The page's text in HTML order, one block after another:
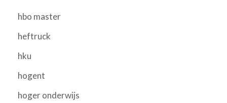
hbo master
heftruck
hku
hogent
hoger onderwijs